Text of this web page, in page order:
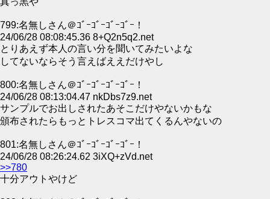
799:名無しさん＠ｺﾞｰｺﾞｰｺﾞｰｺﾞｰ！
24/06/28 08:08:45.36 8+Q2n5q2.net
とりあえず本人の言い分を聞いてみたいよな
してないならそう言えばええだけやし
800:名無しさん＠ｺﾞｰｺﾞｰｺﾞｰｺﾞｰ！
24/06/28 08:13:04.47 nkDbs7z9.net
サンプルでお出しされたあそこだけやないかもな
頒布されたらもっとトレスコマ出てくるんやないの
801:名無しさん＠ｺﾞｰｺﾞｰｺﾞｰｺﾞｰ！
24/06/28 08:26:24.62 3iXQ+zVd.net
>>780
十分アウトやけど